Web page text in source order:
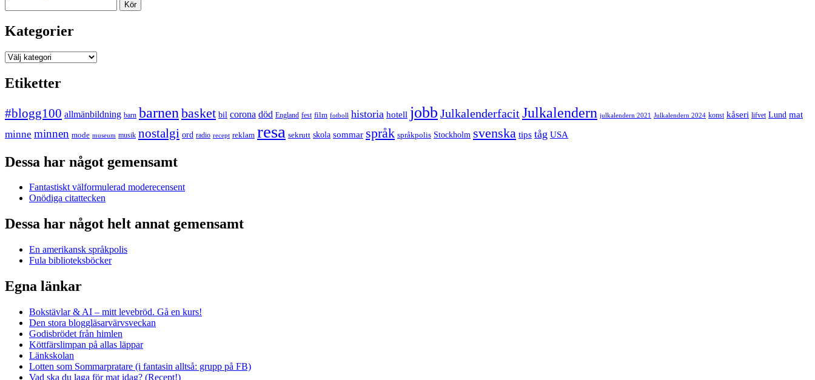
Kategorier
Kategorier
Etiketter
#blogg100 allmänbildning barn barnen basket bil corona död England fest film fotboll historia hotell jobb JulkalenderfacitJulkalendern julkalendern 2021 Julkalendern 2024 konst kåseri lifvet Lund mat
minne minnen mode museum musik nostalgi ord radio recept reklam resa sekrutt skola sommar språk språkpolis Stockholm svenska tips tåg USA
Dessa har något gemensamt
Fantastiskt välformulerad moderecensent
Onödiga citattecken
Dessa har något helt annat gemensamt
En amerikansk språkpolis
Fula biblioteksböcker
Egna länkar
Bokstävlar & AI – mitt levebröd. Gå en kurs!
Den stora bloggläsarvärvsveckan
Godisbrödet från himlen
Köttfärslimpan på allas läppar
Länkskolan
Lotten som Sommarpratare (i fantasin alltså: grupp på FB)
Vad ska du laga för mat idag? (Recept!)